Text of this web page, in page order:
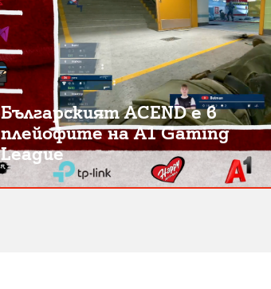
Българският ACEND е в
плейофите на A1 Gaming
League